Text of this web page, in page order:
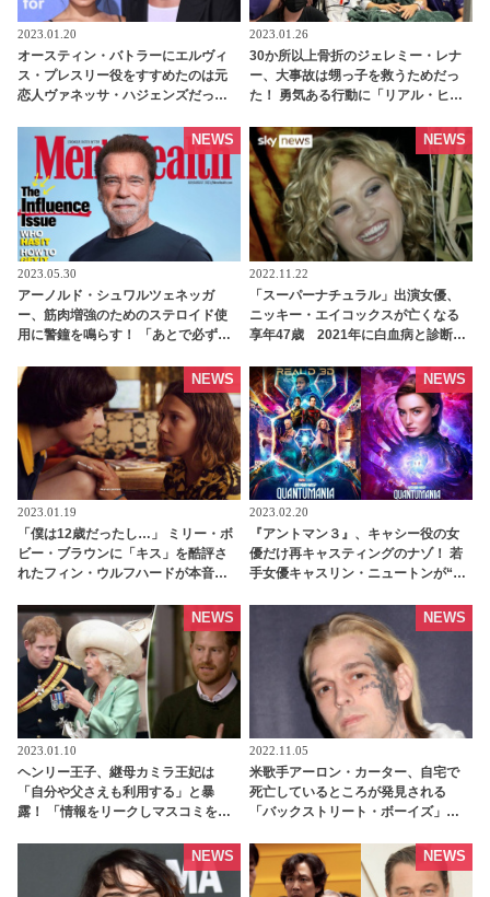
2023.01.20
オースティン・バトラーにエルヴィ
ス・プレスリー役をすすめたのは元
恋人ヴァネッサ・ハジェンズだっ
メって言われて…」 - tvgroove
2023.01.26
30か所以上骨折のジェレミー・レナ
ー、大事故は甥っ子を救うためだっ
た！ 勇気ある行動に「リアル・ヒー
2023.05.30
アーノルド・シュワルツェネッガ
ー、筋肉増強のためのステロイド使
用に警鐘を鳴らす！ 「あとで必ず後
NEWS
2022.11.22
「スーパーナチュラル」出演女優、
ニッキー・エイコックスが亡くなる
享年47歳 2021年に白血病と診断さ
NEWS
2023.01.19
「僕は12歳だったし…」 ミリー・ボ
ビー・ブラウンに「キス」を酷評さ
れたフィン・ウルフハードが本音を
ス」での初々しいキスシーンをふり
返る［動画あり］ - tvgroove
NEWS
2023.02.20
『アントマン３』、キャシー役の女
優だけ再キャスティングのナゾ！ 若
手女優キャスリン・ニュートンが“３
は・・？ - tvgroove
NEWS
2023.01.10
ヘンリー王子、継母カミラ王妃は
「自分や父さえも利用する」と暴
露！ 「情報をリークしマスコミを操
NEWS
2022.11.05
米歌手アーロン・カーター、自宅で
死亡しているところが発見される
「バックストリート・ボーイズ」ニ
しようと努力する姿も見られてい
た・・ - tvgroove
NEWS
NEWS NEWS